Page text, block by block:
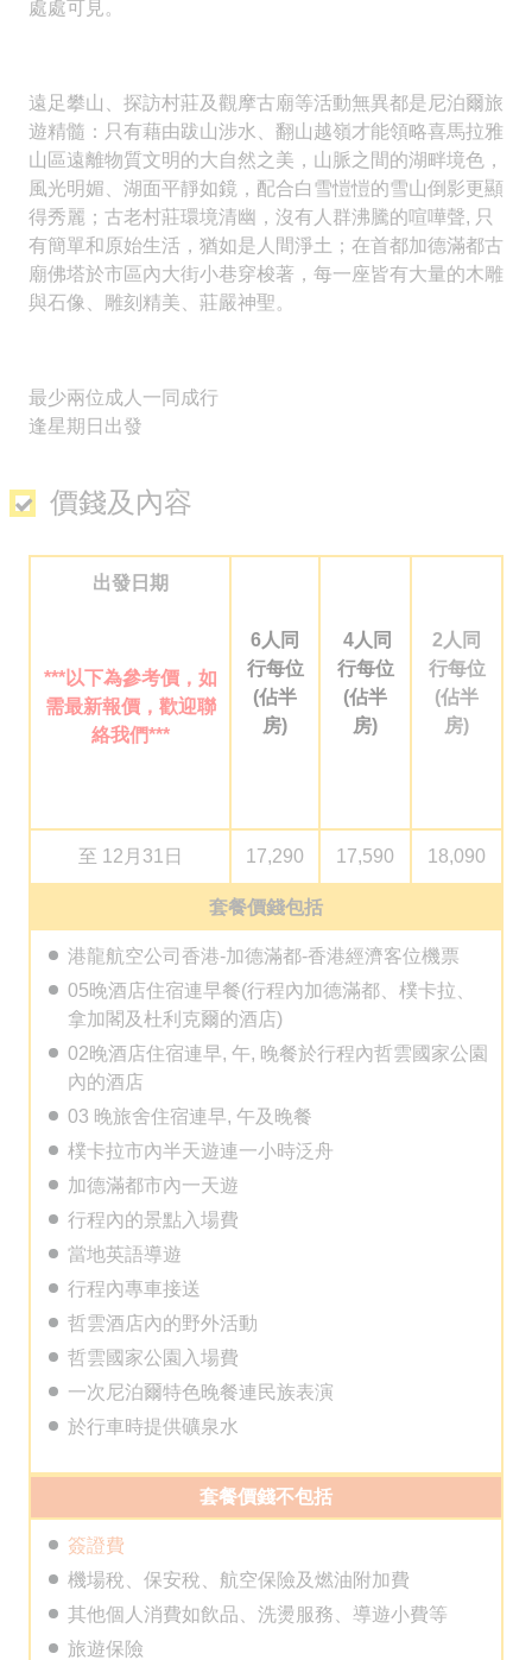
團隊介紹
人才招聘
網誌
媒體報導
聯絡我們
免費取得 Sun N Sea 最新資訊
2926 1668(旺角)
處處可見。
遠足攀山、探訪村莊及觀摩古廟等活動無異都是尼泊爾旅
遊精髓：只有藉由跋山涉水、翻山越嶺才能領略喜馬拉雅
山區遠離物質文明的大自然之美，山脈之間的湖畔境色，
風光明媚、湖面平靜如鏡，配合白雪愷愷的雪山倒影更顯
得秀麗；古老村莊環境清幽，沒有人群沸騰的喧嘩聲, 只
有簡單和原始生活，猶如是人間淨土；在首都加德滿都古
廟佛塔於市區內大街小巷穿梭著，每一座皆有大量的木雕
與石像、雕刻精美、莊嚴神聖。
最少兩位成人一同成行
逢星期日出發
價錢及內容
出發日期
***以下為參考價，如
需最新報價，歡迎聯
絡我們***
6人同
行每位
(佔半
房)
4人同
行每位
(佔半
房)
2人同
行每位
(佔半
房)
至 12月31日 17,290 17,590 18,090
套餐價錢包括
港龍航空公司香港-加德滿都-香港經濟客位機票
05晚酒店住宿連早餐(行程內加德滿都、樸卡拉、
拿加閣及杜利克爾的酒店)
02晚酒店住宿連早, 午, 晚餐於行程內哲雲國家公園
內的酒店
03 晚旅舍住宿連早, 午及晚餐
樸卡拉市內半天遊連一小時泛舟
加德滿都市內一天遊
行程內的景點入場費
當地英語導遊
行程內專車接送
哲雲酒店內的野外活動
哲雲國家公園入場費
一次尼泊爾特色晚餐連民族表演
於行車時提供礦泉水
套餐價錢不包括
簽證費
機場稅、保安稅、航空保險及燃油附加費
其他個人消費如飲品、洗燙服務、導遊小費等
旅遊保險